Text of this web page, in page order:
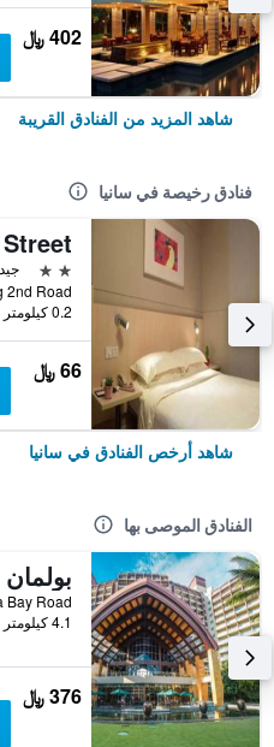
402 ﷼
شاهد المزيد من الفنادق القريبة
فنادق رخيصة في سانيا
2 نجمتين
جيد 6.2
0.2 كيلومتر عن وسط المدينة
66 ﷼
شاهد أرخص الفنادق في سانيا
الفنادق الموصى بها
4.1 كيلومتر عن وسط المدينة
376 ﷼